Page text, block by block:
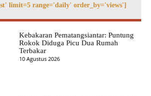
limit=5 range='daily' order_by='views']
Kebakaran Pematangsiantar: Puntung
Rokok Diduga Picu Dua Rumah
Terbakar
10 Agustus 2026